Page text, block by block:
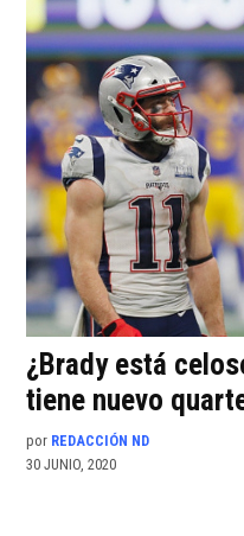
¿Brady está
tiene nuevo
por REDACCIÓN ND
30 JUNIO, 2020